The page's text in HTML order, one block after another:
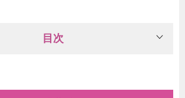
目次